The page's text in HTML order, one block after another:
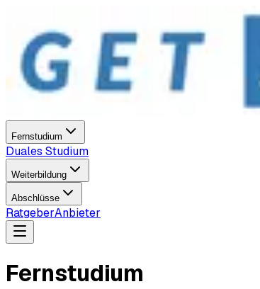
Fernstudium
Duales Studium
Weiterbildung
Abschlüsse
RatgeberAnbieter
Fernstudium